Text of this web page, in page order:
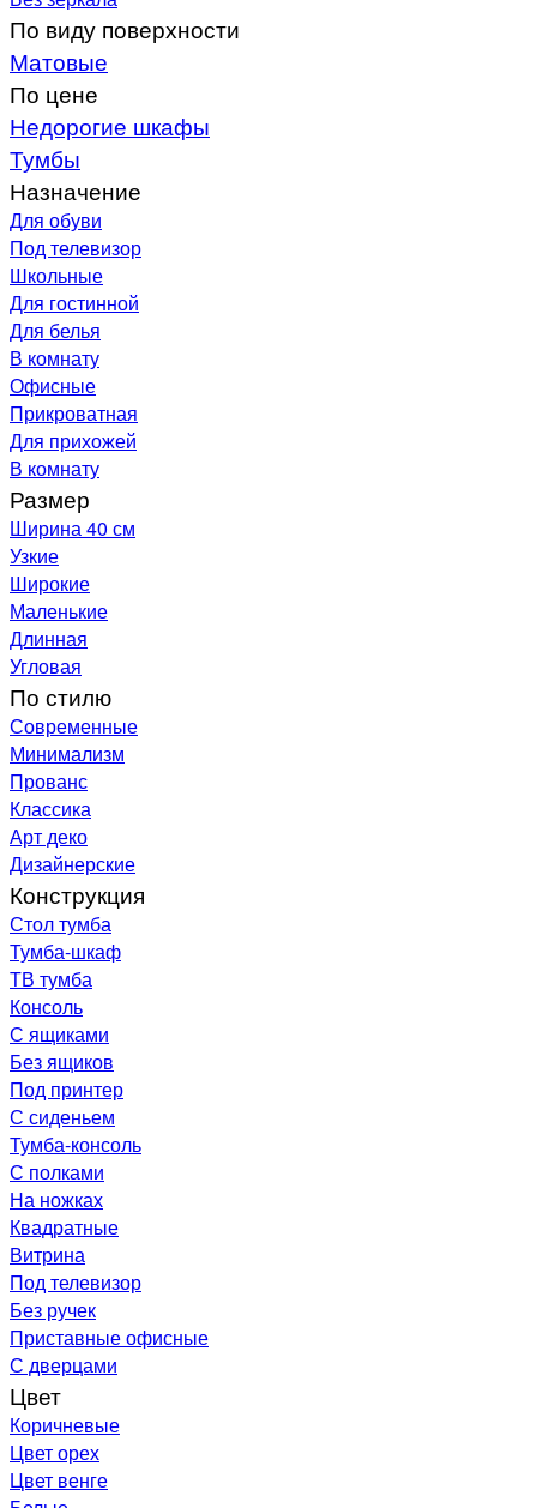
По виду поверхности
Матовые
По цене
Недорогие шкафы
Тумбы
Назначение
Для обуви
Под телевизор
Школьные
Для гостинной
Для белья
В комнату
Офисные
Прикроватная
Для прихожей
В комнату
Размер
Ширина 40 см
Узкие
Широкие
Маленькие
Длинная
Угловая
По стилю
Современные
Минимализм
Прованс
Классика
Арт деко
Дизайнерские
Конструкция
Стол тумба
Тумба-шкаф
ТВ тумба
Консоль
С ящиками
Без ящиков
Под принтер
С сиденьем
Тумба-консоль
С полками
На ножках
Квадратные
Витрина
Под телевизор
Без ручек
Приставные офисные
С дверцами
Цвет
Коричневые
Цвет орех
Цвет венге